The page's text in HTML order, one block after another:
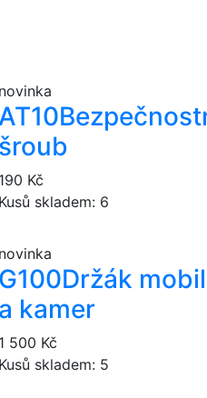
novinka
šroub
190 Kč
Kusů skladem: 6
novinka
G100Držák
a kamer
1 500 Kč
Kusů skladem: 5